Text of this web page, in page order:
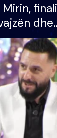
dhe
S’kemi